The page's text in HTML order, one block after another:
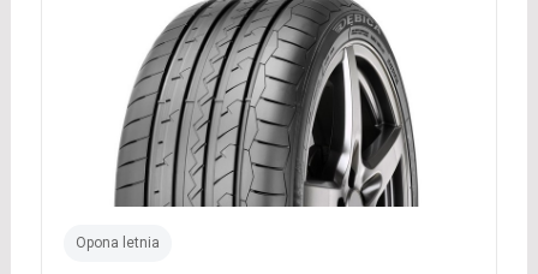
Opona letnia